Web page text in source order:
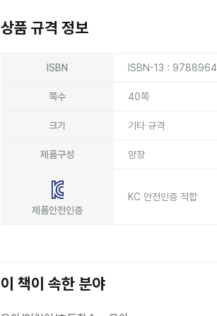
상품 규격 정보
ISBN ISBN-13 :
쪽수 40쪽
크기 기타 규격
제품구성 양장
제품안전인증
KC 안전인증 적합
이 책이 속한 분야